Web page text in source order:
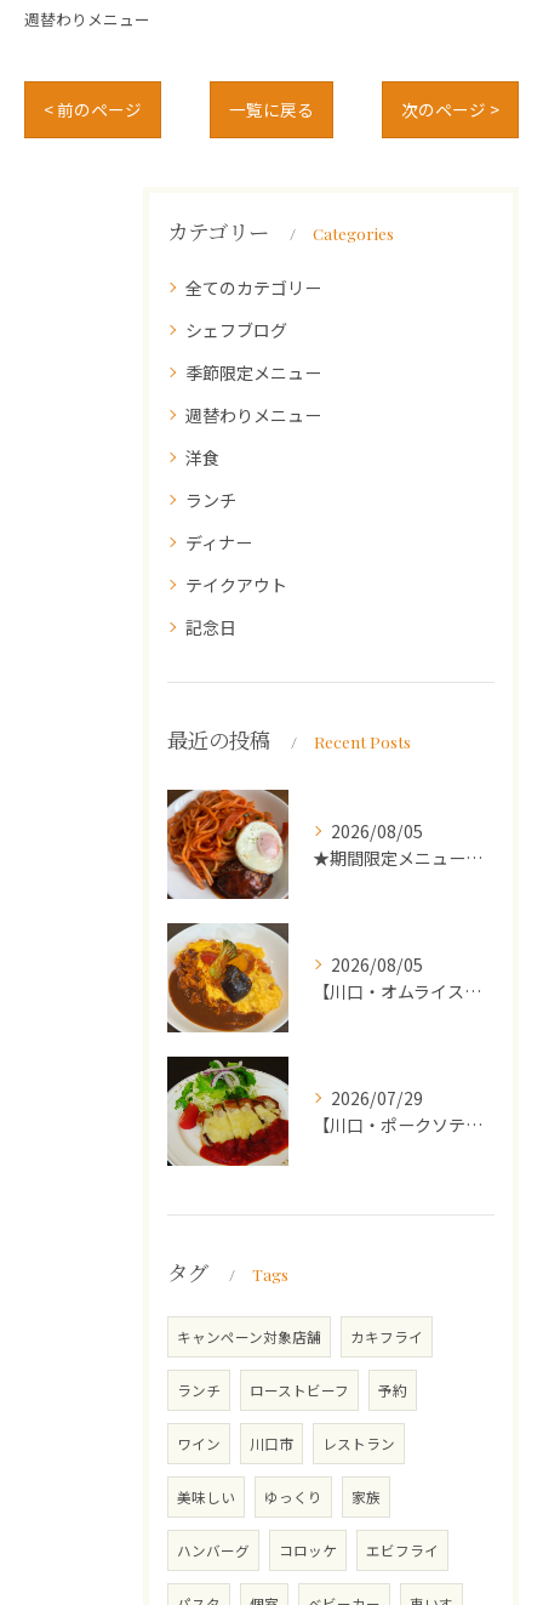
週替わりメニュー
< 前のページ 一覧に戻る 次のページ >
カテゴリー Categories
全てのカテゴリー
シェフブログ
季節限定メニュー
週替わりメニュー
洋食
ランチ
ディナー
テイクアウト
記念日
最近の投稿 Recent Posts
2026/08/05
★期間限定メニューのご案内★
2026/08/05
【川口・オムライス】ランチ・ディナーにおススメの週替わりメニ...
2026/07/29
【川口・ポークソテー】ランチ・ディナーにおススメの週替わりメ...
タグ Tags
キャンペーン対象店舗 カキフライ
ランチ ローストビーフ 予約
ワイン 川口市 レストラン
美味しい ゆっくり 家族
ハンバーグ コロッケ エビフライ